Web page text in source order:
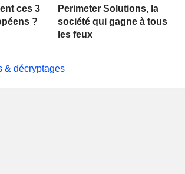
ces 3
?
Perimeter Solutions, la
société qui gagne à tous
les feux
& décryptages